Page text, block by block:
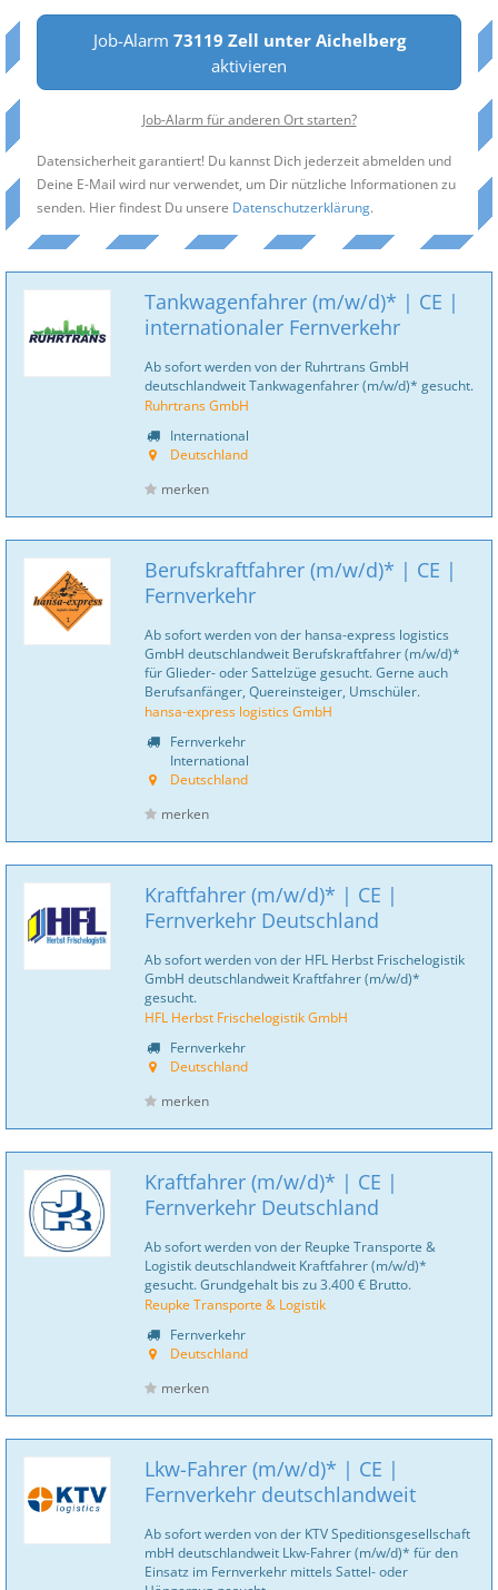
Job-Alarm 73119 Zell unter Aichelberg
aktivieren
Job-Alarm für anderen Ort starten?
Datensicherheit garantiert! Du kannst Dich jederzeit abmelden und
Deine E-Mail wird nur verwendet, um Dir nützliche Informationen zu
senden. Hier findest Du unsere Datenschutzerklärung.
Tankwagenfahrer (m/w/d)* | CE |
internationaler Fernverkehr
Ab sofort werden von der Ruhrtrans GmbH
deutschlandweit Tankwagenfahrer (m/w/d)* gesucht.
Ruhrtrans GmbH
International
Deutschland
merken
Berufskraftfahrer (m/w/d)* | CE |
Fernverkehr
Ab sofort werden von der hansa-express logistics
GmbH deutschlandweit Berufskraftfahrer (m/w/d)*
für Glieder- oder Sattelzüge gesucht. Gerne auch
Berufsanfänger, Quereinsteiger, Umschüler.
hansa-express logistics GmbH
Fernverkehr
International
Deutschland
merken
Kraftfahrer (m/w/d)* | CE |
Fernverkehr Deutschland
Ab sofort werden von der HFL Herbst Frischelogistik
GmbH deutschlandweit Kraftfahrer (m/w/d)*
gesucht.
HFL Herbst Frischelogistik GmbH
Fernverkehr
Deutschland
merken
Kraftfahrer (m/w/d)* | CE |
Fernverkehr Deutschland
Ab sofort werden von der Reupke Transporte &
Logistik deutschlandweit Kraftfahrer (m/w/d)*
gesucht. Grundgehalt bis zu 3.400 € Brutto.
Reupke Transporte & Logistik
Fernverkehr
Deutschland
merken
Lkw-Fahrer (m/w/d)* | CE |
Fernverkehr deutschlandweit
Ab sofort werden von der KTV Speditionsgesellschaft
mbH deutschlandweit Lkw-Fahrer (m/w/d)* für den
Einsatz im Fernverkehr mittels Sattel- oder